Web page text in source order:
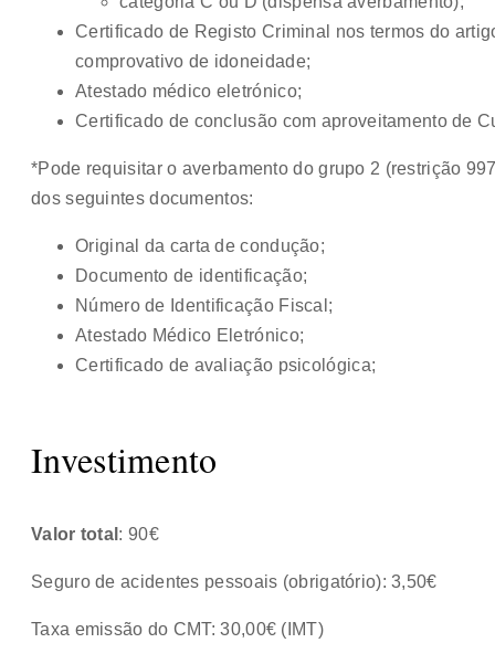
Certificado de Registo Criminal nos termos do
comprovativo de idoneidade;
Atestado médico eletrónico;
Certificado de conclusão com aproveitamento de
*Pode requisitar o averbamento do grupo 2 (restrição
dos seguintes documentos:
Original da carta de condução;
Documento de identificação;
Número de Identificação Fiscal;
Atestado Médico Eletrónico;
Certificado de avaliação psicológica;
Investimento
Valor total : 90€
Seguro de acidentes pessoais (obrigatório): 3,50€
Taxa emissão do CMT: 30,00€ (IMT)